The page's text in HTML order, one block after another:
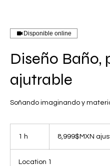
Disponible online
Diseño Baño,
ajutrable
Soñando imaginando y
1 h 8,999$MXN
Location 1